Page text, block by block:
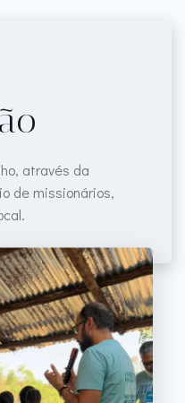
através da
de missionários,